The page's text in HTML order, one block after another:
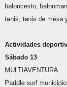
baloncesto,
tenis, tenis de mesa
Actividades
Sábado 13
MULTIAVENTURA
Paddle surf